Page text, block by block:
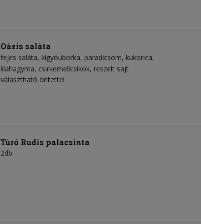
Oázis saláta
fejes saláta kígyóuborka paradicsom kukorica
lilahagyma csirkemellcsíkok reszelt sajt
választható öntettel
Túró Rudis palacsinta
2db